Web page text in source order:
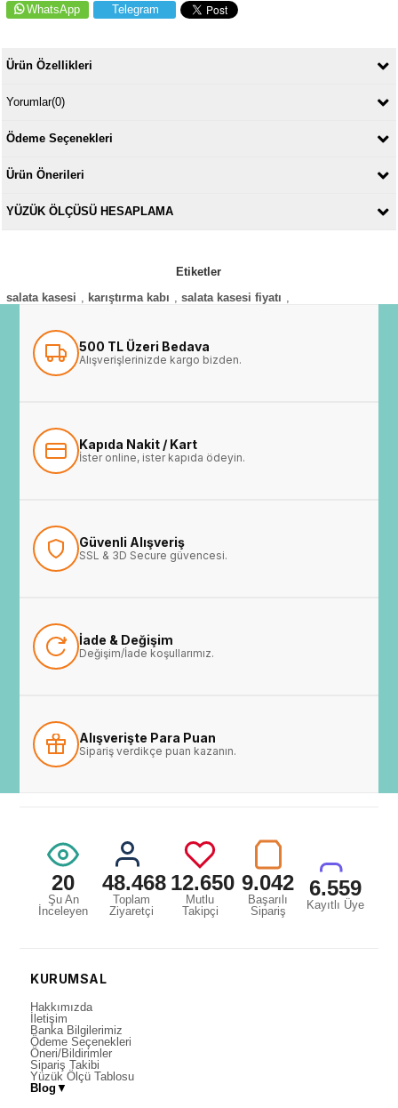
WhatsApp Telegram
Ürün Özellikleri
Yorumlar(0)
Ödeme Seçenekleri
Ürün Önerileri
YÜZÜK ÖLÇÜSÜ HESAPLAMA
Etiketler
salata kasesi
karıştırma kabı salata kasesi fiyatı
500 TL Üzeri Bedava
Alışverişlerinizde kargo bizden.
Kapıda Nakit / Kart
İster online, ister kapıda ödeyin.
Güvenli Alışveriş
SSL & 3D Secure güvencesi.
İade & Değişim
Değişim/İade koşullarımız.
Alışverişte Para Puan
Sipariş verdikçe puan kazanın.
20
Şu An
İnceleyen
48.468
Toplam
Ziyaretçi
12.650
Mutlu
Takipçi
9.042
Başarılı
Sipariş
6.559
Kayıtlı Üye
KURUMSAL
Hakkımızda
İletişim
Banka Bilgilerimiz
Ödeme Seçenekleri
Öneri/Bildirimler
Sipariş Takibi
Yüzük Ölçü Tablosu
Blog ▼